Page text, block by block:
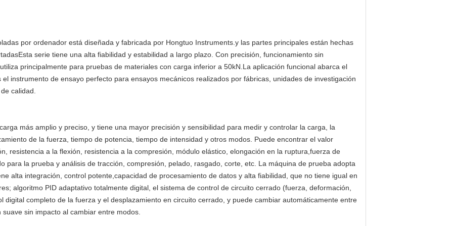
por ordenador está diseñada y fabricada por Hongtuo Instruments.y las partes principales están hechas
serie tiene una alta fiabilidad y estabilidad a largo plazo. Con precisión, funcionamiento sin
principalmente para pruebas de materiales con carga inferior a 50kN.La aplicación funcional abarca el
instrumento de ensayo perfecto para ensayos mecánicos realizados por fábricas, unidades de investigación
calidad.
más amplio y preciso, y tiene una mayor precisión y sensibilidad para medir y controlar la carga, la
de la fuerza, tiempo de potencia, tiempo de intensidad y otros modos. Puede encontrar el valor
resistencia a la flexión, resistencia a la compresión, módulo elástico, elongación en la ruptura,fuerza de
para la prueba y análisis de tracción, compresión, pelado, rasgado, corte, etc. La máquina de prueba adopta
alta integración, control potente,capacidad de procesamiento de datos y alta fiabilidad, que no tiene igual en
algoritmo PID adaptativo totalmente digital, el sistema de control de circuito cerrado (fuerza, deformación,
digital completo de la fuerza y el desplazamiento en circuito cerrado, y puede cambiar automáticamente entre
sin impacto al cambiar entre modos.